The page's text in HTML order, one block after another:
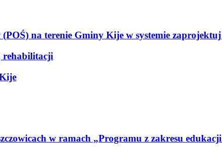
na terenie Gminy Kije w systemie
rehabilitacji
w ramach „Programu z zakresu